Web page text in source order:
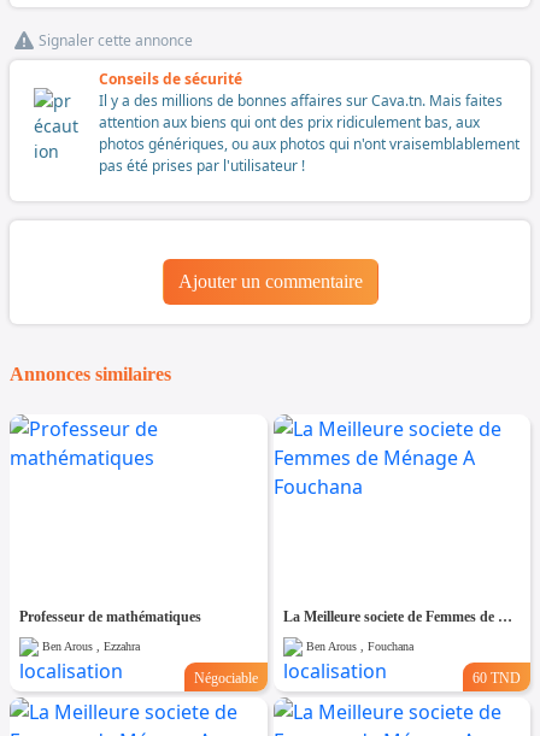
Signaler cette annonce
Conseils de sécurité
Il y a des millions de bonnes affaires sur Cava.tn. Mais faites
attention aux biens qui ont des prix ridiculement bas, aux
photos génériques, ou aux photos qui n'ont vraisemblablement
pas été prises par l'utilisateur !
Ajouter un commentaire
Annonces similaires
Professeur de mathématiques
Ben Arous , Ezzahra
Négociable
La Meilleure societe de Femmes de Ménage A Fouchana
Ben Arous , Fouchana
60 TND